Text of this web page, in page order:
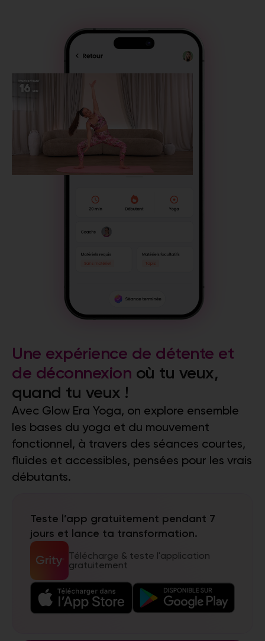
Une expérience de détente et
de déconnexion où tu veux,
quand tu veux !
Avec Glow Era Yoga, on explore ensemble
les bases du yoga et du mouvement
fonctionnel, à travers des séances courtes,
fluides et accessibles, pensées pour les vrais
débutants.
Teste l’app gratuitement pendant 7
jours et lance ta transformation.
Télécharge & teste l'application
gratuitement